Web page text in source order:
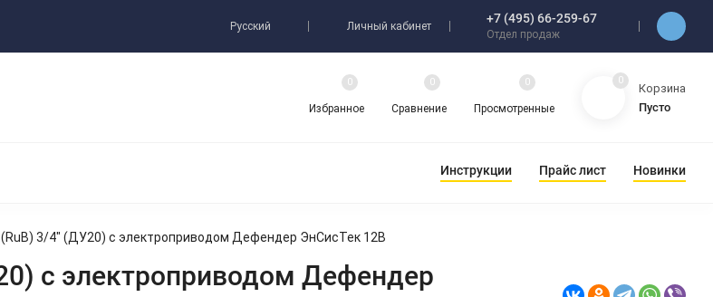
Русский Личный кабинет
+7 (495) 66-259-67
Отдел продаж
Избранное
0
Сравнение
0
Просмотренные
0 0
Корзина
Пусто
Инструкции Прайс лист Новинки
3/4" (ДУ20) с электроприводом Дефендер ЭнСисТек 12В
с электроприводом Дефендер